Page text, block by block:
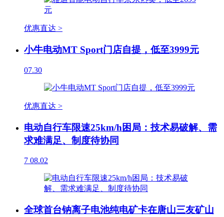
优惠直达 >
小牛电动MT Sport门店自提，低至3999元
07.30
优惠直达 >
电动自行车限速25km/h困局：技术易破解、需
求难满足、制度待协同
7 08.02
全球首台钠离子电池纯电矿卡在唐山三友矿山